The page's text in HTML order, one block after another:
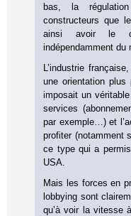
bas, la
constructeurs que
ainsi avoir le
indépendamment du
L’industrie
une orientation
imposait un
services
par exemple…) et
profiter (notamment
ce type qui a
USA.
Mais les forces en
lobbying sont
qu’à voir la vitesse